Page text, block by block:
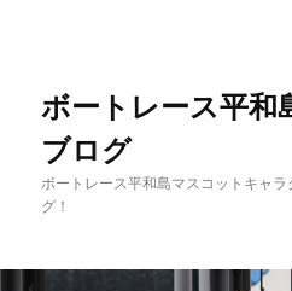
ボートレース平
ブログ
ボートレース平和島マスコットキャ
グ！